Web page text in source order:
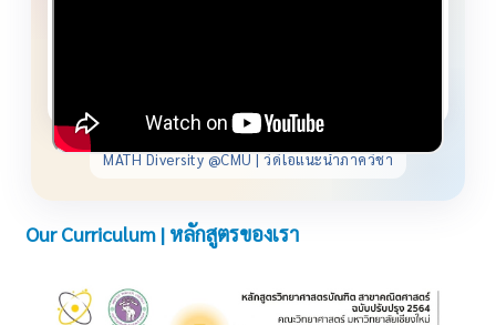
MATH Diversity @CMU | วิดีโอแนะนำภาควิชา
Our Curriculum | หลักสูตรของเรา